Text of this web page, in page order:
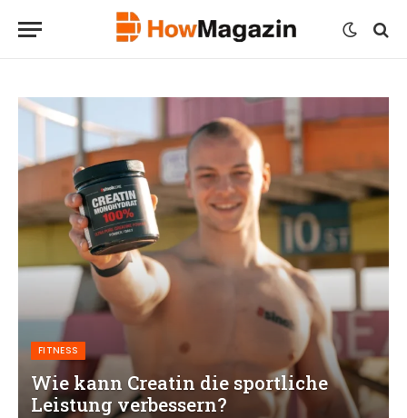
FITNESS
Wie kann Creatin die sportliche
Leistung verbessern?